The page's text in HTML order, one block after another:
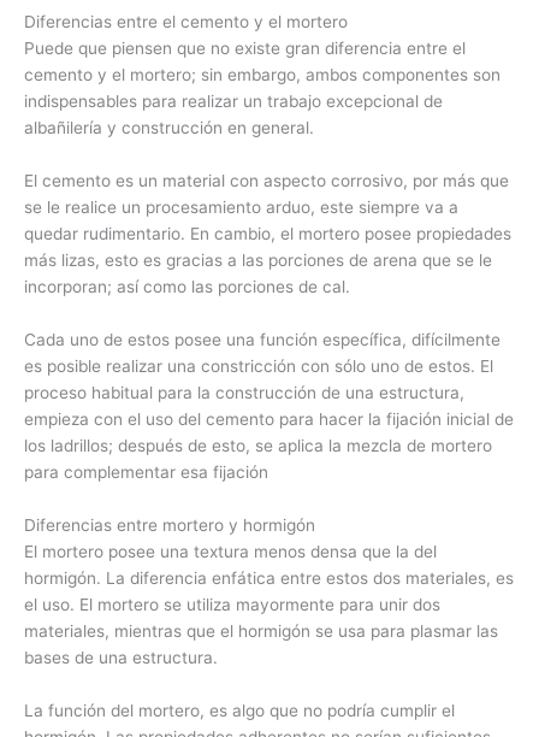
Diferencias entre el cemento y el mortero
Puede que piensen que no existe gran diferencia entre el
cemento y el mortero; sin embargo, ambos componentes son
indispensables para realizar un trabajo excepcional de
albañilería y construcción en general.
El cemento es un material con aspecto corrosivo, por más que
se le realice un procesamiento arduo, este siempre va a
quedar rudimentario. En cambio, el mortero posee propiedades
más lizas, esto es gracias a las porciones de arena que se le
incorporan; así como las porciones de cal.
Cada uno de estos posee una función específica, difícilmente
es posible realizar una constricción con sólo uno de estos. El
proceso habitual para la construcción de una estructura,
empieza con el uso del cemento para hacer la fijación inicial de
los ladrillos; después de esto, se aplica la mezcla de mortero
para complementar esa fijación
Diferencias entre mortero y hormigón
El mortero posee una textura menos densa que la del
hormigón. La diferencia enfática entre estos dos materiales, es
el uso. El mortero se utiliza mayormente para unir dos
materiales, mientras que el hormigón se usa para plasmar las
bases de una estructura.
La función del mortero, es algo que no podría cumplir el